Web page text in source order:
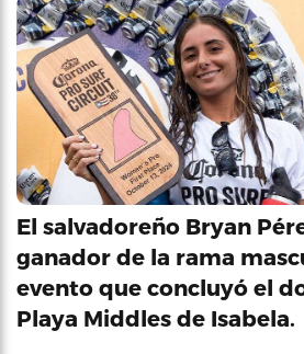
El salvadoreño Bryan
ganador de la rama
evento que concluyó el
Playa Middles de Isabela.